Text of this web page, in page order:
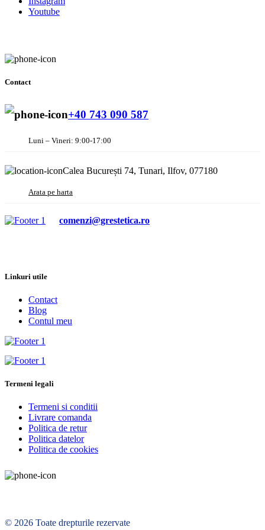
Youtube
Contact
+40 743 090 587
Luni – Vineri: 9:00-17:00
Calea București 74, Tunari, Ilfov, 077180
Arata pe harta
comenzi@grestetica.ro
Linkuri utile
Contact
Blog
Contul meu
Termeni legali
Termeni si conditii
Livrare comanda
Politica de retur
Politica datelor
Politica de cookies
© 2026 Toate drepturile rezervate